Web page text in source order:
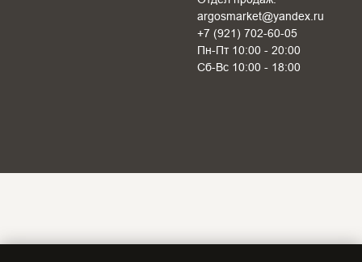
argosmarket@yandex.ru
+7 (921) 702-60-05
Пн-Пт 10:00 - 20:00
Cб-Вс 10:00 - 18:00